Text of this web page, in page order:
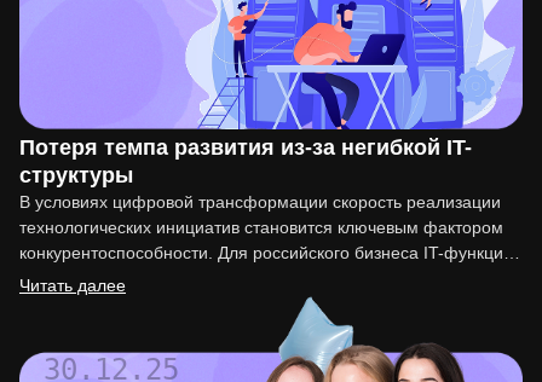
Потеря темпа развития из-за негибкой IT-
структуры
В условиях цифровой трансформации скорость реализации
технологических инициатив становится ключевым фактором
конкурентоспособности. Для российского бизнеса IT-функция
перестала быть вспомогательной. Она напрямую влияет на
Читать далее
30.12.25